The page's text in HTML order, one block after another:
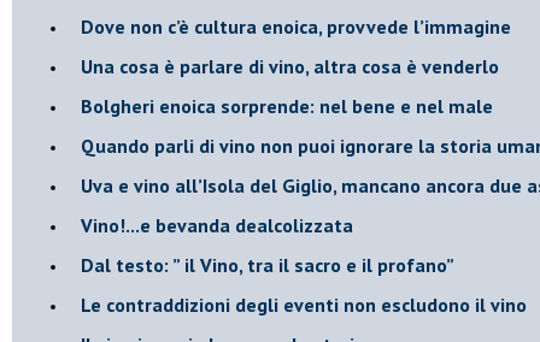
​Dove non c’è cultura enoica, provvede l’immagine
​Una cosa è parlare di vino, altra cosa è venderlo
Bolgheri enoica sorprende: nel bene e nel male
​Quando parli di vino non puoi ignorare la storia
Uva e vino all’Isola del Giglio, mancano ancora due
​Vino!...e bevanda dealcolizzata
​Dal testo: ” il Vino, tra il sacro e il profano”
Le contraddizioni degli eventi non escludono il vino